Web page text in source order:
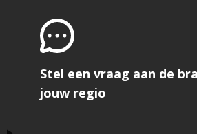
Stel een vraag aan de
jouw regio